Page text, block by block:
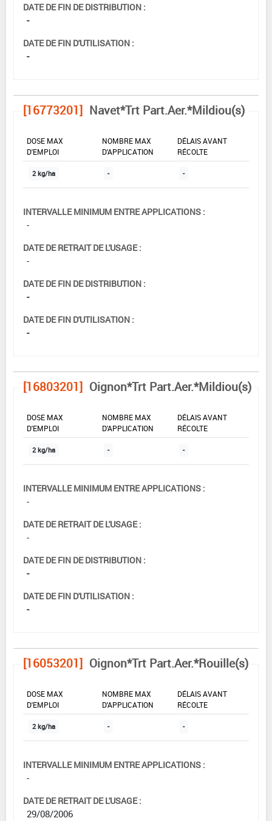
DATE DE FIN DE DISTRIBUTION :
-
DATE DE FIN D'UTILISATION :
-
[16773201] Navet*Trt Part.Aer.*Mildiou(s)
DOSE MAX
D'EMPLOI
NOMBRE MAX
D'APPLICATION
DÉLAIS AVANT
RÉCOLTE
2 kg/ha - -
INTERVALLE MINIMUM ENTRE APPLICATIONS :
-
DATE DE RETRAIT DE L'USAGE :
-
DATE DE FIN DE DISTRIBUTION :
-
DATE DE FIN D'UTILISATION :
-
[16803201] Oignon*Trt Part.Aer.*Mildiou(s)
DOSE MAX
D'EMPLOI
NOMBRE MAX
D'APPLICATION
DÉLAIS AVANT
RÉCOLTE
2 kg/ha - -
INTERVALLE MINIMUM ENTRE APPLICATIONS :
-
DATE DE RETRAIT DE L'USAGE :
-
DATE DE FIN DE DISTRIBUTION :
-
DATE DE FIN D'UTILISATION :
-
[16053201] Oignon*Trt Part.Aer.*Rouille(s)
DOSE MAX
D'EMPLOI
NOMBRE MAX
D'APPLICATION
DÉLAIS AVANT
RÉCOLTE
2 kg/ha - -
INTERVALLE MINIMUM ENTRE APPLICATIONS :
-
DATE DE RETRAIT DE L'USAGE :
29/08/2006